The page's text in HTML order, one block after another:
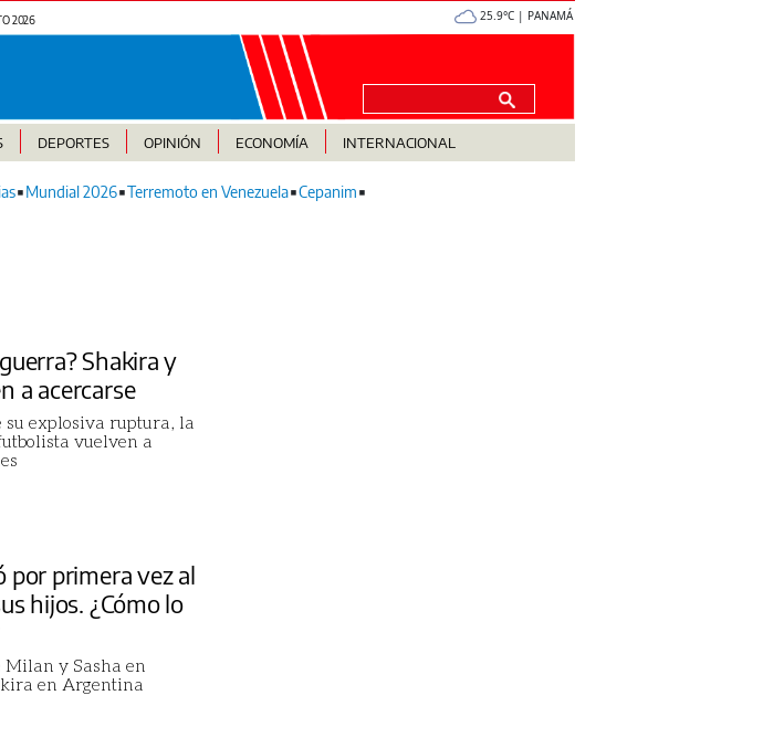
2026 25.9°C | PANAMÁ
DEPORTES OPINIÓN ECONOMÍA INTERNACIONAL
Mundial 2026 Terremoto en Venezuela Cepanim
Shakira y
a acercarse
su explosiva ruptura, la
vuelven a
por primera vez al
hijos. ¿Cómo lo
Milan y Sasha en
en Argentina